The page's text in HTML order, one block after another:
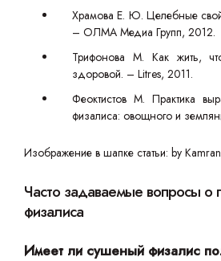
Храмова Е. Ю. Целебные
– ОЛМА Медиа Групп, 2012.
Трифонова М. Как жить,
здоровой. – Litres, 2011.
Феоктистов М. Практика
физалиса: овощного и
Изображение в шапке статьи: by
Часто задаваемые вопросы о
физалиса
Имеет ли сушеный физалис